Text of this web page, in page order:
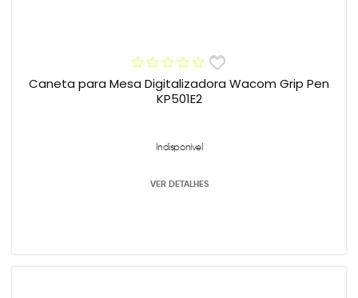
Caneta para Mesa Digitalizadora Wacom Grip Pen
KP501E2
Indisponível
VER DETALHES